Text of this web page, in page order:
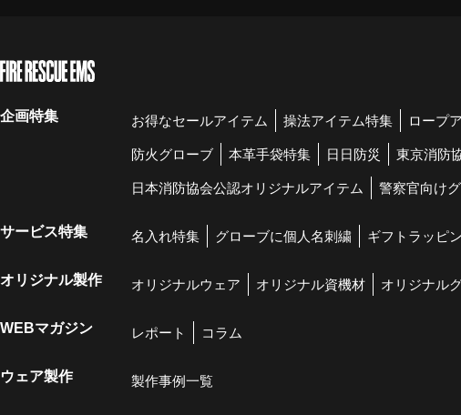
企画特集 お得なセールアイテム 操法アイテム特集 ロープ
防火グローブ 本革手袋特集 日日防災 東京消防
日本消防協会公認オリジナルアイテム 警察官向け
サービス特集 名入れ特集 グローブに個人名刺繍 ギフトラッピ
オリジナル製作 オリジナルウェア オリジナル資機材 オリジナル
WEBマガジン レポート コラム
ウェア製作 製作事例一覧